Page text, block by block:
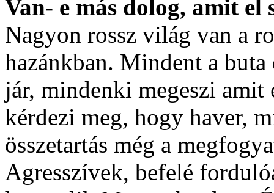
Van- e más dolog, amit el
Nagyon rossz világ van a
hazánkban. Mindent a
jár, mindenki megeszi amit
kérdezi meg, hogy haver,
összetartás még a
Agresszívek, befelé